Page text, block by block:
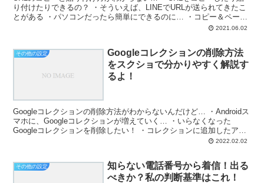
り付けたりできるの？ ・そういえば、LINEでURLが送られてきたこ
とがある ・パソコンだったら簡単にできるのに… ・コピー＆ペース
2021.06.02
その他の設定
Googleコレクションの削除方法
をスクショで分かりやすく解説す
るよ！
Googleコレクションの削除方法がわからないんだけど… ・Androidス
マホに、Googleコレクションが増えていく… ・いらなくなった
Googleコレクションを削除したい！ ・コレクションに追加したアイ
2022.02.02
その他の設定
知らない電話番号から着信！出る
べきか？私の判断基準はこれ！